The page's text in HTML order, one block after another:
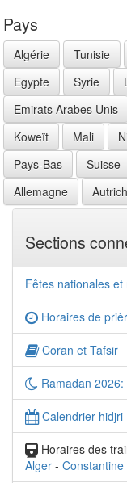
Pays
Algérie Tunisie
Egypte
Syrie
Emirats Arabes Unis
Koweït
Mali
Pays-Bas
Suisse
Allemagne
Sections
Fêtes nationales
Horaires de
Coran et Tafsir
Ramadan
Calendrier hidjri
Horaires des
Alger - Constantine